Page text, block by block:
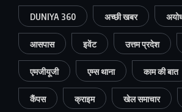
DUNIYA 360 अच्छी खबर
आसपास इवेंट उत्तम प्रदेश
एमजीयूजी एम्स थाना काम की बात
कैंपस क्राइम खेल समाचार